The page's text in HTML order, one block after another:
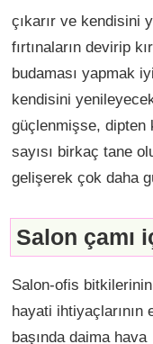
çıkarır ve kendisini
fırtınaların devirip
budaması yapmak
kendisini
güçlenmişse, dipten
sayısı birkaç tane
gelişerek çok daha
Salon çamı
Salon-ofis bitkilerinin
hayati ihtiyaçlarının
başında daima hava